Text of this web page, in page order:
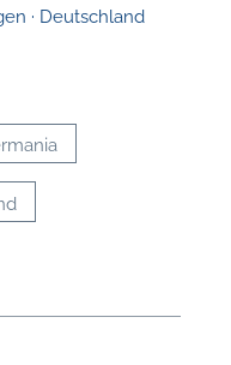
· Deutschland